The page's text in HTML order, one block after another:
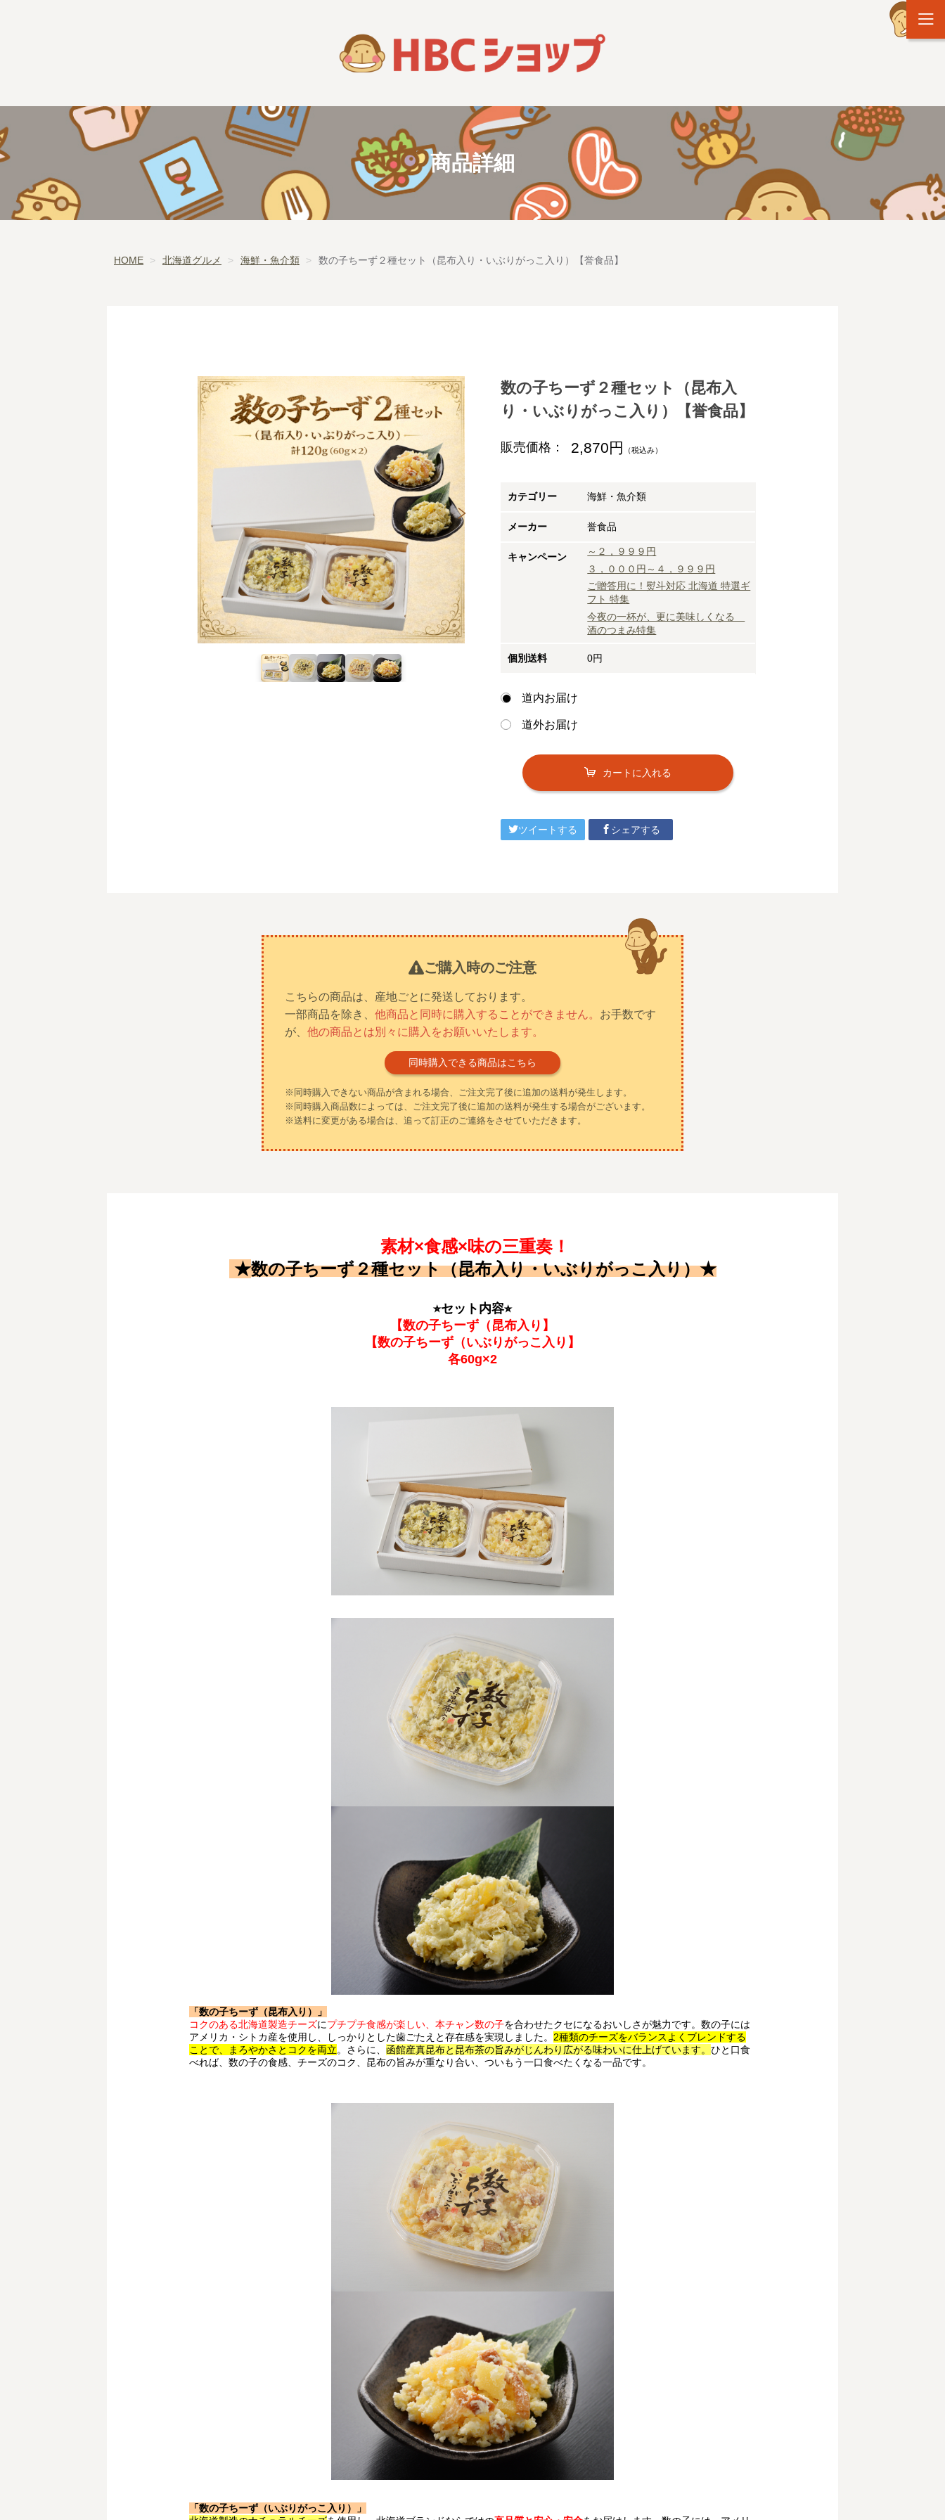
商品詳細
HOME 北海道グルメ 海鮮・魚介類 数の子ちーず２種セット（昆布入り・いぶりがっこ入り）【誉食品】
数の子ちーず２種セット（昆布入
り・いぶりがっこ入り）【誉食品】
販売価格： 2,870円 （税込み）
カテゴリー 海鮮・魚介類
メーカー 誉食品
キャンペーン
～２，９９９円
３，０００円～４，９９９円
ご贈答用に！熨斗対応 北海道 特選ギ
フト 特集
今夜の一杯が、更に美味しくなる
酒のつまみ特集
個別送料 0円
道内お届け
道外お届け
カートに入れる
ツイートする シェアする
ご購入時のご注意
こちらの商品は、産地ごとに発送しております。
一部商品を除き、 他商品と同時に購入することができません。 お手数です
が、 他の商品とは別々に購入をお願いいたします。
同時購入できる商品はこちら
※同時購入できない商品が含まれる場合、ご注文完了後に追加の送料が発生します。
※同時購入商品数によっては、ご注文完了後に追加の送料が発生する場合がございます。
※送料に変更がある場合は、追って訂正のご連絡をさせていただきます。
素材×食感×味の三重奏！
★数の子ちーず２種セット（昆布入り・いぶりがっこ入り）★
⭐︎セット内容⭐︎
【数の子ちーず（昆布入り 】
【数の子ちーず（いぶりがっこ入り 】
各60g×2
「数の子ちーず（昆布入り）」
コクのある北海道製造チーズにプチプチ食感が楽しい、本チャン数の子を合わせたクセになるおいしさが魅力です。数の子には
アメリカ・シトカ産を使用し、しっかりとした歯ごたえと存在感を実現しました。 2種類のチーズをバランスよくブレンドする
ことで、まろやかさとコクを両立。さらに、函館産真昆布と昆布茶の旨みがじんわり広がる味わいに仕上げています。ひと口食
べれば、数の子の食感、チーズのコク、昆布の旨みが重なり合い、ついもう一口食べたくなる一品です。
「数の子ちーず（いぶりがっこ入り）」